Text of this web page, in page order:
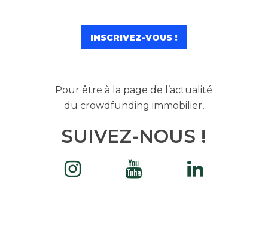
INSCRIVEZ-VOUS !
Pour être à la page de l’actualité
du crowdfunding immobilier,
SUIVEZ-NOUS !